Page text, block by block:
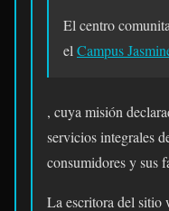
El centro
el Campus
, cuya misión
servicios integrales
consumidores y sus
La escritora del sitio